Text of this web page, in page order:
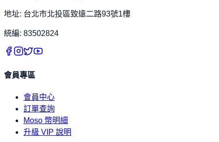
地址: 台北市北投區致遠二路93號1樓
統編: 83502824
會員專區
會員中心
訂單查詢
Moso 幣明細
升級 VIP 說明